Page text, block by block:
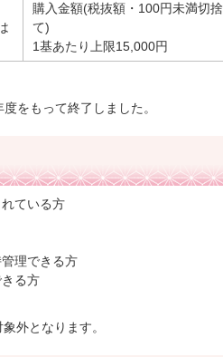
購入金額(税抜額・100円未満切捨
て)
1基あたり上限15,000円
をもって終了しました。
ている方
理できる方
る方
外となります。